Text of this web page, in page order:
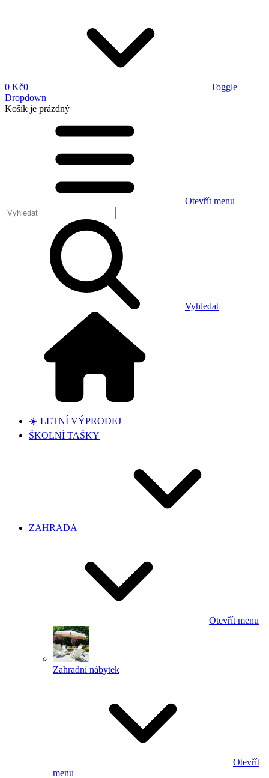
0 Kč0
Toggle
Dropdown
Košík je prázdný
Otevřít menu
Vyhledat
☀️ LETNÍ VÝPRODEJ
ŠKOLNÍ TAŠKY
ZAHRADA
Otevřít menu
Zahradní nábytek
Otevřít
menu